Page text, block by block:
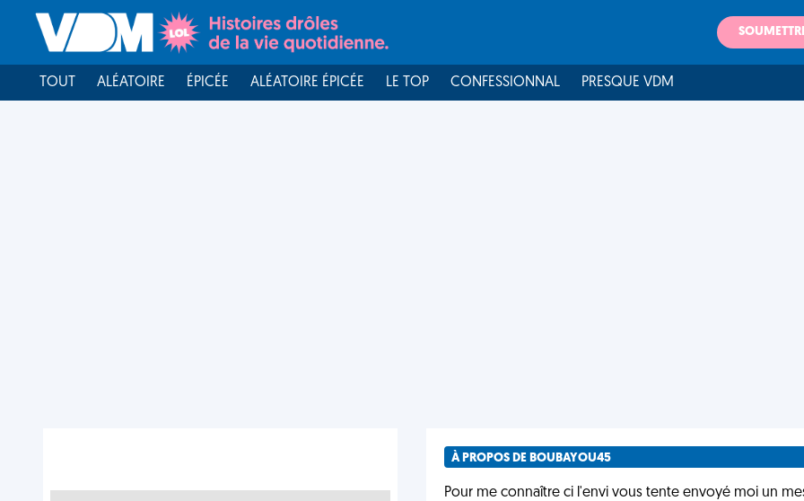
TOUT ALÉATOIRE ÉPICÉE ALÉATOIRE ÉPICÉE LE TOP CONFESSIONNAL PRESQUE VDM
À PROPOS DE BOUBAYOU45
Pour me connaître ci l'envi vous tente envoyé moi un